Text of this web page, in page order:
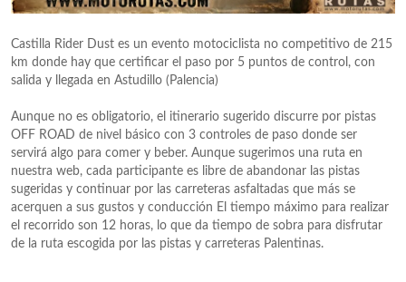
Castilla Rider Dust es un evento motociclista no competitivo de 215
km donde hay que certificar el paso por 5 puntos de control, con
salida y llegada en Astudillo (Palencia)
Aunque no es obligatorio, el itinerario sugerido discurre por pistas
OFF ROAD de nivel básico con 3 controles de paso donde ser
servirá algo para comer y beber. Aunque sugerimos una ruta en
nuestra web, cada participante es libre de abandonar las pistas
sugeridas y continuar por las carreteras asfaltadas que más se
acerquen a sus gustos y conducción El tiempo máximo para realizar
el recorrido son 12 horas, lo que da tiempo de sobra para disfrutar
de la ruta escogida por las pistas y carreteras Palentinas.